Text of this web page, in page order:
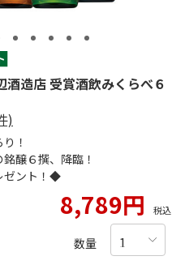
酒造店 受賞酒飲みくらべ６
)
！
醸６撰、降臨！
ゼント！◆
8,789円 税込
数量